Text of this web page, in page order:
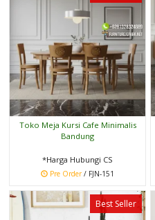
Toko Meja Kursi Cafe Minimalis
Bandung
*Harga Hubungi CS
Pre Order/ FJN-151
Best Seller